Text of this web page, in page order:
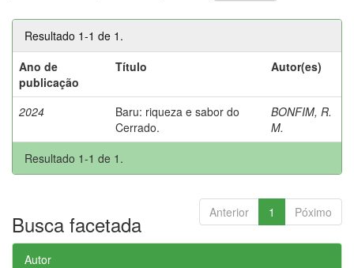
Resultado 1-1 de 1.
Ano de
publicação
Título Autor(es)
2024
Baru: riqueza e sabor do
Cerrado.
BONFIM, R.
M.
Resultado 1-1 de 1.
Anterior 1 Póximo
Busca facetada
Autor